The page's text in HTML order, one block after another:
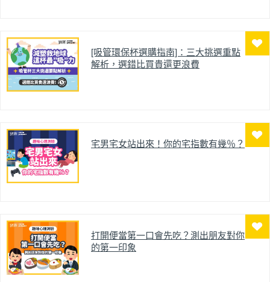
[吸管環保杯選購指南]：三大挑選重點
解析，選錯比買貴還更浪費
宅男宅女站出來！你的宅指數有幾％？
打開便當第一口會先吃？測出朋友對你
的第一印象